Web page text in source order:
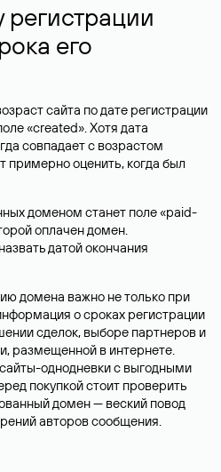
регистрации
его
сайта по дате регистрации
«created». Хотя дата
совпадает с возрастом
примерно оценить, когда был
доменом станет поле «paid-
оплачен домен.
датой окончания
домена важно не только при
о сроках регистрации
сделок, выборе партнеров и
размещенной в интернете.
однодневки с выгодными
покупкой стоит проверить
домен — веский повод
авторов сообщения.